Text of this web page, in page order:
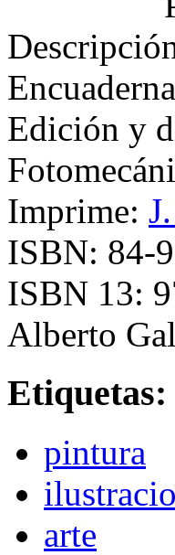
Edición y
Imprime:
ISBN: 84-
ISBN 13:
Alberto
Etiquetas:
pintura
arte